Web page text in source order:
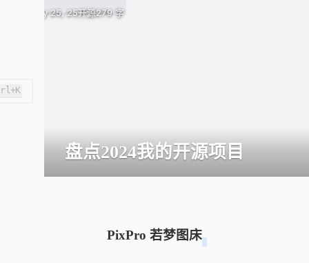
January 25, 25开源279 字
盘点2024我的开源项目
PixPro 若梦图床